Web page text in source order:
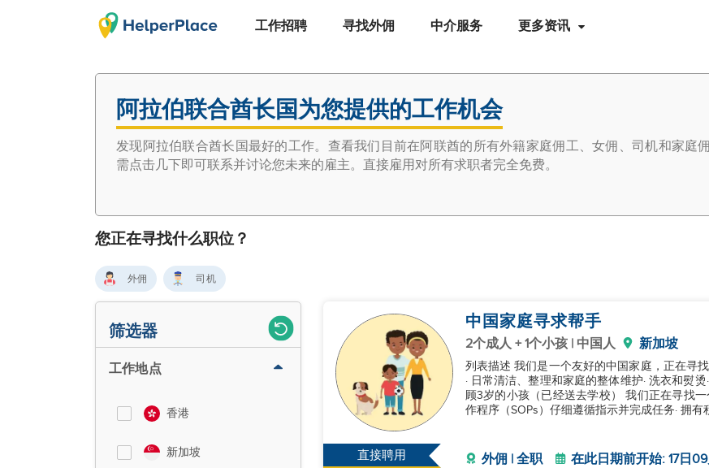
工作招聘 寻找外佣 中介服务 更多资讯
阿拉伯联合酋长国为您提供的工作机会
发现阿拉伯联合酋长国最好的工作。查看我们目前在阿联酋的所有外籍家庭佣工、女佣、司机和家庭
需点击几下即可联系并讨论您未来的雇主。直接雇用对所有求职者完全免费。
您正在寻找什么职位？
外佣 司机
筛选器
工作地点
香港
新加坡 直接聘用
中国家庭寻求帮手
2个成人 + 1个小孩 | 中国人 新加坡
列表描述 我们是一个友好的中国家庭，正在寻
· 日常清洁、整理和家庭的整体维护· 洗衣和熨
顾3岁的小孩（已经送去学校） 我们正在寻找
作程序（SOPs）仔细遵循指示并完成任务· 拥
外佣 | 全职 在此日期前开始: 17日